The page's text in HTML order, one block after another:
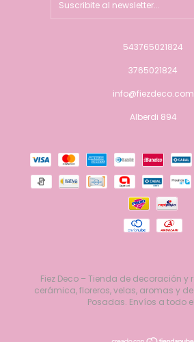
543765021824
3765021824
info@fiezdeco.com
Alberdi 894
Fiez Deco – Tienda de decoración y
cerámica, floreros, velas, aromas y
Posadas. Envíos a todo